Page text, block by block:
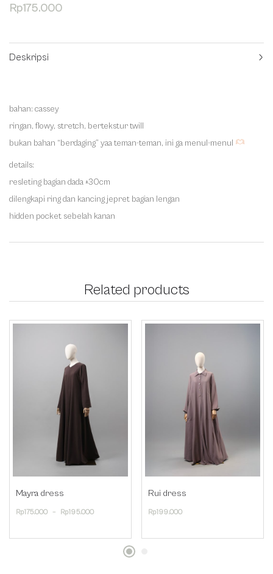
Rp175.000
Deskripsi
bahan: cassey
ringan, flowy, stretch, bertekstur twill
bukan bahan “berdaging” yaa teman-teman, ini ga menul-menul
details:
resleting bagian dada ±30cm
dilengkapi ring dan kancing jepret bagian lengan
hidden pocket sebelah kanan
Related products
Mayra dress
Rp175.000 – Rp195.000
Rui dress
Rp199.000